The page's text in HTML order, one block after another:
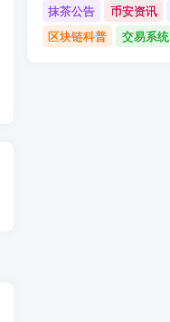
抹茶公告
币安资讯
区块链科普
交易系统